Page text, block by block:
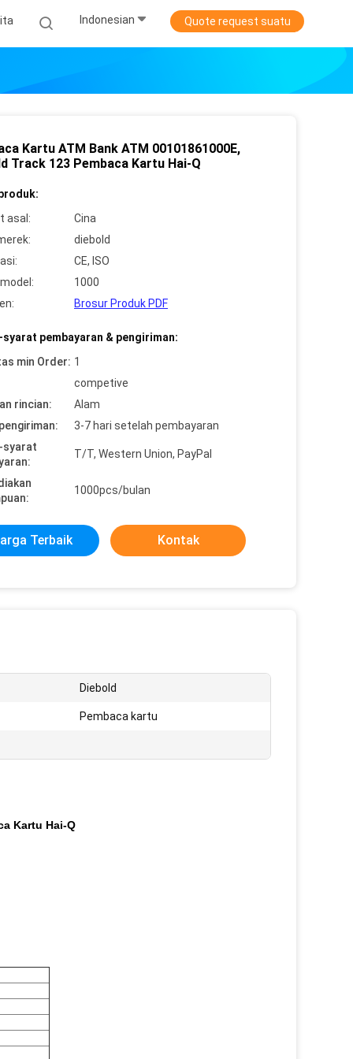
Indonesian Quote request suatu
Kartu ATM Bank ATM 00101861000E,
Track 123 Pembaca Kartu Hai-Q
asal:
Cina
diebold
CE, ISO
1000
Brosur Produk PDF
pembayaran & pengiriman:
min Order: 1
competive
rincian:
Alam
3-7 hari setelah pembayaran
syarat
T/T, Western Union, PayPal
1000pcs/bulan
Terbaik Kontak
Diebold
Pembaca kartu
Kartu Hai-Q